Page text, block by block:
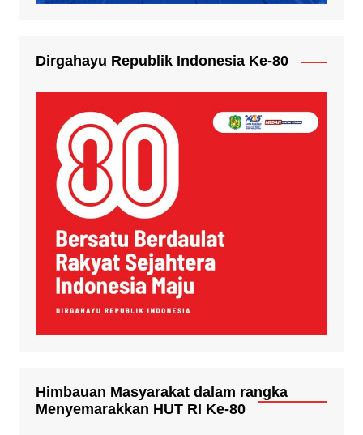
Dirgahayu Republik Indonesia Ke-80
Himbauan Masyarakat dalam rangka
Menyemarakkan HUT RI Ke-80